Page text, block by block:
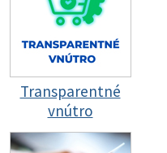
Transparentné
vnútro